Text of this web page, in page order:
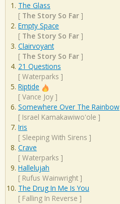
The Glass
[ The Story So Far ]
Empty Space
[ The Story So Far ]
Clairvoyant
[ The Story So Far ]
21 Questions
[ Waterparks ]
Riptide
[ Vance Joy ]
Somewhere Over The Rainbow
[ Israel Kamakawiwo'ole ]
Iris
[ Sleeping With Sirens ]
Crave
[ Waterparks ]
Hallelujah
[ Rufus Wainwright ]
The Drug In Me Is You
[ Falling In Reverse ]